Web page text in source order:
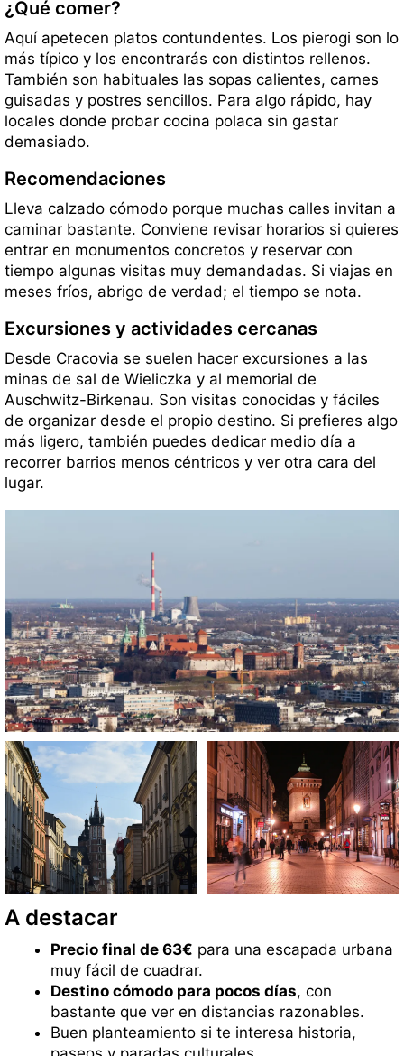
¿Qué comer?
Aquí apetecen platos contundentes. Los pierogi son lo
más típico y los encontrarás con distintos rellenos.
También son habituales las sopas calientes, carnes
guisadas y postres sencillos. Para algo rápido, hay
locales donde probar cocina polaca sin gastar
demasiado.
Recomendaciones
Lleva calzado cómodo porque muchas calles invitan a
caminar bastante. Conviene revisar horarios si quieres
entrar en monumentos concretos y reservar con
tiempo algunas visitas muy demandadas. Si viajas en
meses fríos, abrigo de verdad; el tiempo se nota.
Excursiones y actividades cercanas
Desde Cracovia se suelen hacer excursiones a las
minas de sal de Wieliczka y al memorial de
Auschwitz-Birkenau. Son visitas conocidas y fáciles
de organizar desde el propio destino. Si prefieres algo
más ligero, también puedes dedicar medio día a
recorrer barrios menos céntricos y ver otra cara del
lugar.
A destacar
Precio final de 63€ para una escapada urbana
muy fácil de cuadrar.
Destino cómodo para pocos días, con
bastante que ver en distancias razonables.
Buen planteamiento si te interesa historia,